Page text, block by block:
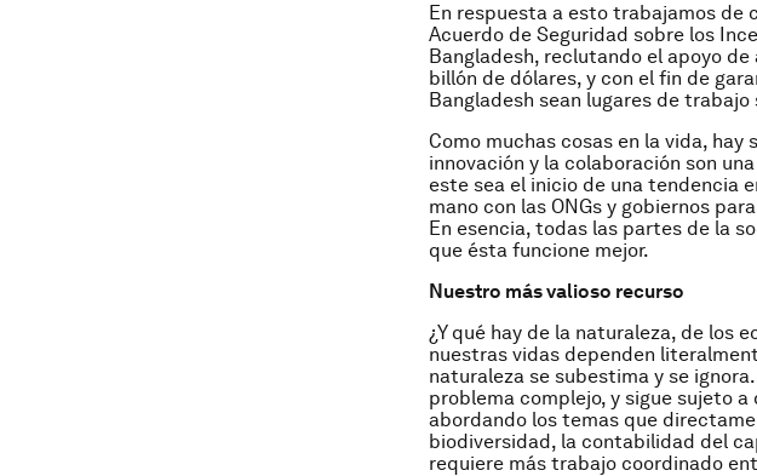
En respuesta a esto trabajamos de
Acuerdo de Seguridad sobre los
Bangladesh, reclutando el apoyo
billón de dólares, y con el fin de
Bangladesh sean lugares de trabajo
Como muchas cosas en la vida,
innovación y la colaboración son
este sea el inicio de una tendencia
mano con las ONGs y gobiernos
En esencia, todas las partes de la
que ésta funcione mejor.
Nuestro más valioso recurso
¿Y qué hay de la naturaleza, de los
nuestras vidas dependen
naturaleza se subestima y se
problema complejo, y sigue sujeto
abordando los temas que
biodiversidad, la contabilidad del
requiere más trabajo coordinado